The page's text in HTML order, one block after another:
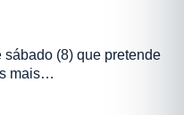
(8) que pretende
mais…